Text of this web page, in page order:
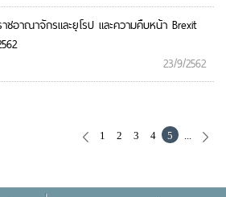
ชอาณาจักรและยุโรป และความคืบหน้า Brexit
23/9/2562
1 2 3 4 5 ...